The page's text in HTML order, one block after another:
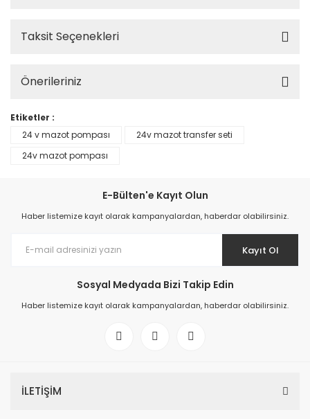
Taksit Seçenekleri
Önerileriniz
Etiketler :
24 v mazot pompası
24v mazot transfer seti
24v mazot pompası
E-Bülten'e Kayıt Olun
Haber listemize kayıt olarak kampanyalardan, haberdar olabilirsiniz.
Kayıt Ol
Sosyal Medyada Bizi Takip Edin
Haber listemize kayıt olarak kampanyalardan, haberdar olabilirsiniz.
İLETİŞİM